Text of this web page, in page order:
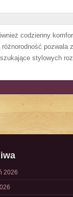
codzienny
stylowych
2026